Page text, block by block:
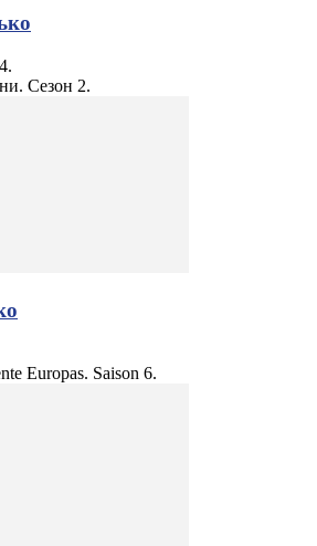
Сезон 2.
Europas. Saison 6.